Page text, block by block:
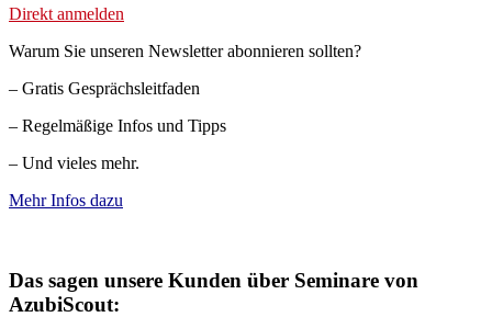
Direkt anmelden
Warum Sie unseren Newsletter abonnieren sollten?
– Gratis Gesprächsleitfaden
– Regelmäßige Infos und Tipps
– Und vieles mehr.
Mehr Infos dazu
Das sagen unsere Kunden über Seminare von
AzubiScout: